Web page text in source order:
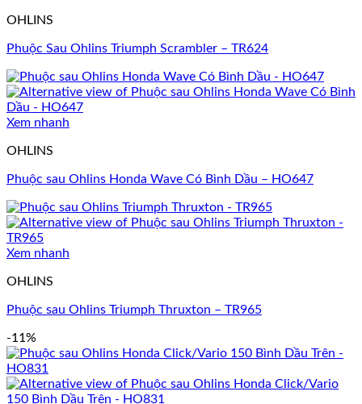
OHLINS
Phuộc Sau Ohlins Triumph Scrambler – TR624
Xem nhanh
OHLINS
Phuộc sau Ohlins Honda Wave Có Bình Dầu – HO647
Xem nhanh
OHLINS
Phuộc sau Ohlins Triumph Thruxton – TR965
-11%